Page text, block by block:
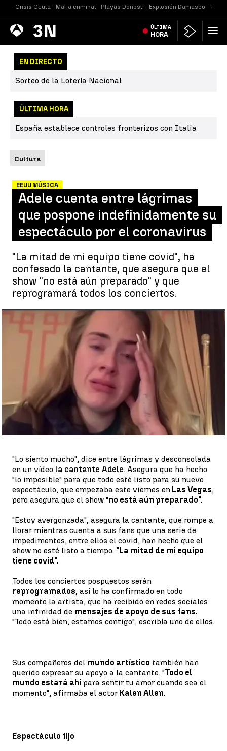
Crisis Ceuta Mafia criminal Playas Donosti Explosión Damasco
Antena
3 Noticias ÚLTIMA
HORA
EN DIRECTO
Sorteo de la Lotería Nacional
ÚLTIMA HORA
España establece controles fronterizos con Italia
Cultura
EEUU MÚSICA
Adele cuenta entre lágrimas
que pospone indefinidamente su
espectáculo por el coronavirus
"La mitad de mi equipo tiene covid", ha
confesado la cantante, que asegura que el
show "no está aún preparado" y que
reprogramará todos los conciertos.
Adele llorando | Antena 3 Noticias
Antena 3 Noticias
Publicado:21 de enero de 2022, 08:59
WhatsappFacebook Linkedin
"Lo siento mucho", dice entre lágrimas y desconsolada
en un vídeo la cantante Adele. Asegura que ha hecho
"lo imposible" para que todo esté listo para su nuevo
espectáculo, que empezaba este viernes en Las Vegas,
pero asegura que el show "no está aún preparado".
"Estoy avergonzada", asegura la cantante, que rompe a
llorar mientras cuenta a sus fans que una serie de
impedimentos, entre ellos el covid, han hecho que el
show no esté listo a tiempo. "La mitad de mi equipo
tiene covid".
Todos los conciertos pospuestos serán
reprogramados, así lo ha confirmado en todo
momento la artista, que ha recibido en redes sociales
una infinidad de mensajes de apoyo de sus fans.
"Todo está bien, estamos contigo", escribía uno de ellos.
Sus compañeros del mundo artístico también han
querido expresar su apoyo a la cantante. "Todo el
mundo estará ahí para sentir tu amor cuando sea el
momento", afirmaba el actor Kalen Allen.
Espectáculo fijo